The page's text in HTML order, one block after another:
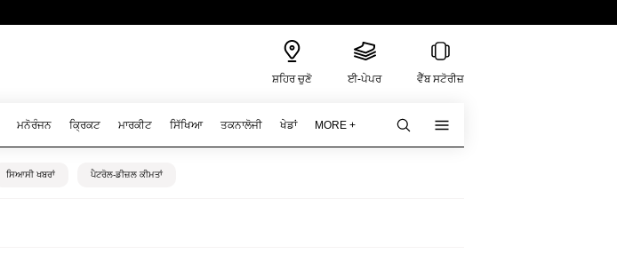
ਸ਼ਹਿਰ ਚੁਣੋ ਈ-ਪੇਪਰ ਵੈੱਬ ਸਟੋਰੀਜ਼
ਮਨੋਰੰਜਨ ਕ੍ਰਿਕਟ ਮਾਰਕੀਟ ਸਿੱਖਿਆ ਤਕਨਾਲੋਜੀ ਖੇਡਾਂ MORE +
ਸਿਆਸੀ ਖਬਰਾਂ ਪੈਟਰੋਲ-ਡੀਜ਼ਲ ਕੀਮਤਾਂ